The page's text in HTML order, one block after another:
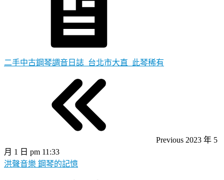
二手中古鋼琴調音日誌_台北市大直_此琴稀有
Previous 2023 年 5
月 1 日 pm 11:33
洪聲音樂 鋼琴的記憶